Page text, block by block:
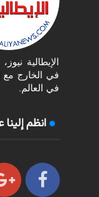
الإيطالية
في الخارج مع
في العالم.
انظم إلينا